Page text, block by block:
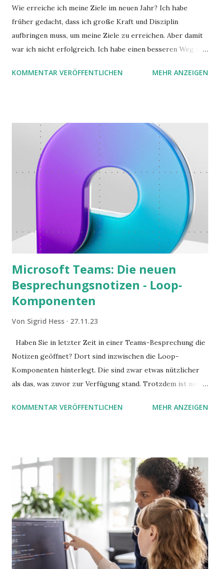
Wie erreiche ich meine Ziele im neuen Jahr? Ich habe
früher gedacht, dass ich große Kraft und Disziplin
aufbringen muss, um meine Ziele zu erreichen. Aber damit
war ich nicht erfolgreich. Ich habe einen besseren Weg in
möchte. Darin habe ich zwei gute Begründungen gefunden,
KOMMENTAR VERÖFFENTLICHEN MEHR ANZEIGEN
Microsoft Teams: Die neuen
Besprechungsnotizen - Loop-
Komponenten
Von Sigrid Hess 27.11.23
Haben Sie in letzter Zeit in einer Teams-Besprechung die
Notizen geöffnet? Dort sind inzwischen die Loop-
Komponenten hinterlegt. Die sind zwar etwas nützlicher
als das, was zuvor zur Verfügung stand. Trotzdem ist noch
Stolperfallen. Hier ein erster, kritischer Blick auf das was
KOMMENTAR VERÖFFENTLICHEN MEHR ANZEIGEN